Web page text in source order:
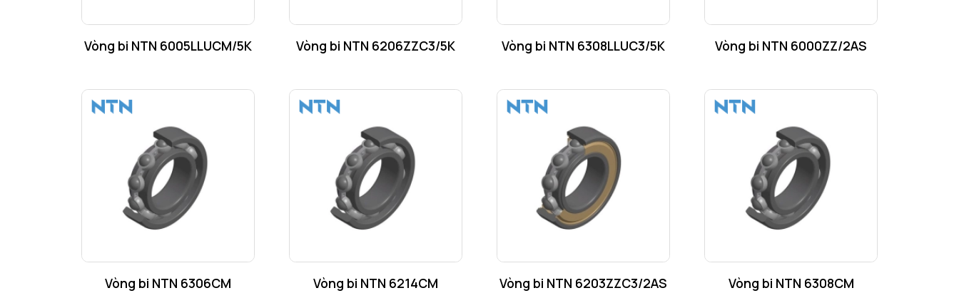
Vòng bi NTN 6005LLUCM/5K Vòng bi NTN 6206ZZC3/5K Vòng bi NTN 6308LLUC3/5K Vòng bi NTN 6000ZZ/2AS
Vòng bi NTN 6306CM Vòng bi NTN 6214CM Vòng bi NTN 6203ZZC3/2AS Vòng bi NTN 6308CM